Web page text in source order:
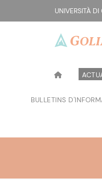
UNIVERSITÀ
BULLETINS